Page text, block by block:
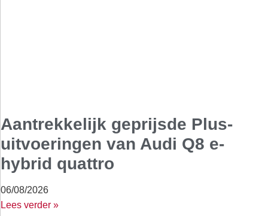
Aantrekkelijk geprijsde Plus-
uitvoeringen van Audi Q8 e-
hybrid quattro
06/08/2026
Lees verder »